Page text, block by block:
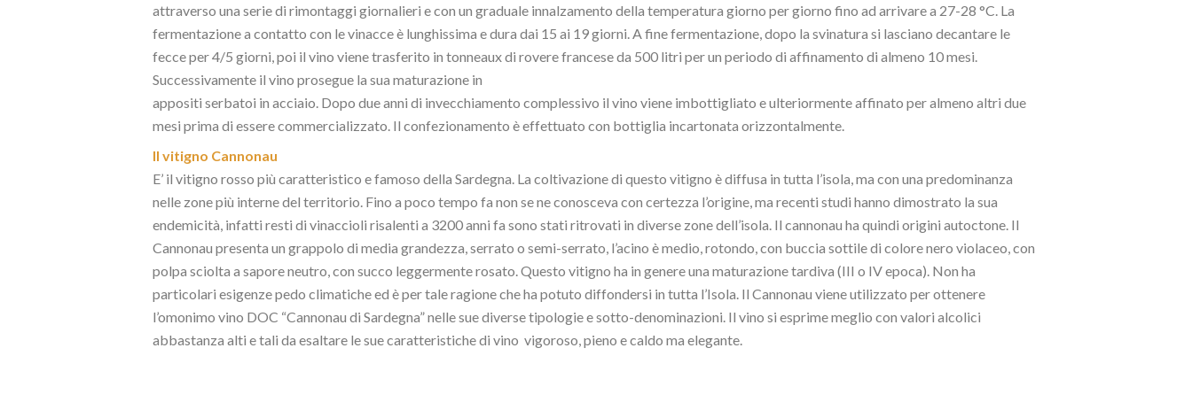
attraverso una serie di rimontaggi giornalieri e con un graduale innalzamento della temperatura giorno per giorno fino ad arrivare a 27-28 °C. La
fermentazione a contatto con le vinacce è lunghissima e dura dai 15 ai 19 giorni. A fine fermentazione, dopo la svinatura si lasciano decantare le
fecce per 4/5 giorni, poi il vino viene trasferito in tonneaux di rovere francese da 500 litri per un periodo di affinamento di almeno 10 mesi.
Successivamente il vino prosegue la sua maturazione in
appositi serbatoi in acciaio. Dopo due anni di invecchiamento complessivo il vino viene imbottigliato e ulteriormente affinato per almeno altri due
mesi prima di essere commercializzato. Il confezionamento è effettuato con bottiglia incartonata orizzontalmente.
Il vitigno Cannonau
E’ il vitigno rosso più caratteristico e famoso della Sardegna. La coltivazione di questo vitigno è diffusa in tutta l’isola, ma con una predominanza
nelle zone più interne del territorio. Fino a poco tempo fa non se ne conosceva con certezza l’origine, ma recenti studi hanno dimostrato la sua
endemicità, infatti resti di vinaccioli risalenti a 3200 anni fa sono stati ritrovati in diverse zone dell’isola. Il cannonau ha quindi origini autoctone. Il
Cannonau presenta un grappolo di media grandezza, serrato o semi-serrato, l’acino è medio, rotondo, con buccia sottile di colore nero violaceo, con
polpa sciolta a sapore neutro, con succo leggermente rosato. Questo vitigno ha in genere una maturazione tardiva (III o IV epoca). Non ha
particolari esigenze pedo climatiche ed è per tale ragione che ha potuto diffondersi in tutta l’Isola. Il Cannonau viene utilizzato per ottenere
l’omonimo vino DOC “Cannonau di Sardegna” nelle sue diverse tipologie e sotto-denominazioni. Il vino si esprime meglio con valori alcolici
abbastanza alti e tali da esaltare le sue caratteristiche di vino vigoroso, pieno e caldo ma elegante.